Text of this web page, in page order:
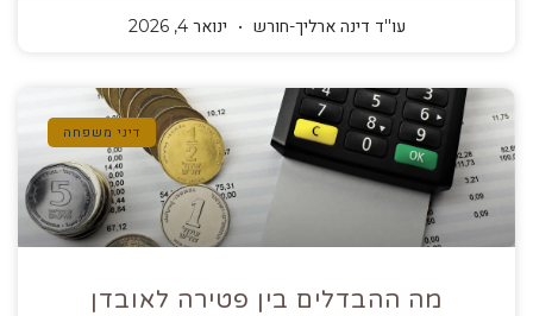
עו''ד דינה ארליך-חורש ינואר 4, 2026
דיני משפחה
מה ההבדלים בין פטירה לאובדן